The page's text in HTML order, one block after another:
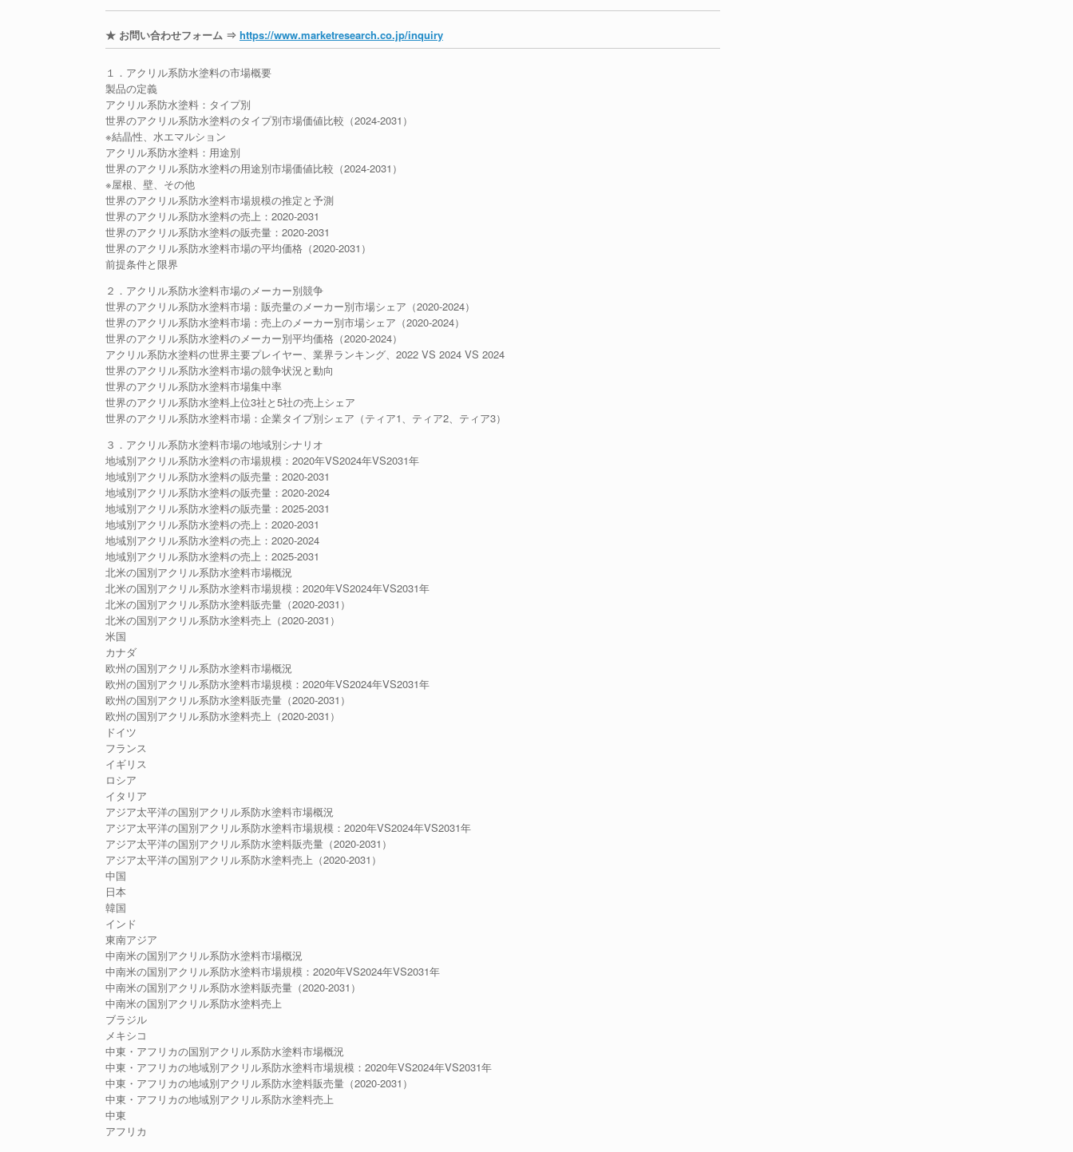
★ お問い合わせフォーム ⇒ https://www.marketresearch.co.jp/inquiry
１．アクリル系防水塗料の市場概要
製品の定義
アクリル系防水塗料：タイプ別
世界のアクリル系防水塗料のタイプ別市場価値比較（2024-2031）
※結晶性、水エマルション
アクリル系防水塗料：用途別
世界のアクリル系防水塗料の用途別市場価値比較（2024-2031）
※屋根、壁、その他
世界のアクリル系防水塗料市場規模の推定と予測
世界のアクリル系防水塗料の売上：2020-2031
世界のアクリル系防水塗料の販売量：2020-2031
世界のアクリル系防水塗料市場の平均価格（2020-2031）
前提条件と限界
２．アクリル系防水塗料市場のメーカー別競争
世界のアクリル系防水塗料市場：販売量のメーカー別市場シェア（2020-2024）
世界のアクリル系防水塗料市場：売上のメーカー別市場シェア（2020-2024）
世界のアクリル系防水塗料のメーカー別平均価格（2020-2024）
アクリル系防水塗料の世界主要プレイヤー、業界ランキング、2022 VS 2024 VS 2024
世界のアクリル系防水塗料市場の競争状況と動向
世界のアクリル系防水塗料市場集中率
世界のアクリル系防水塗料上位3社と5社の売上シェア
世界のアクリル系防水塗料市場：企業タイプ別シェア（ティア1、ティア2、ティア3）
３．アクリル系防水塗料市場の地域別シナリオ
地域別アクリル系防水塗料の市場規模：2020年VS2024年VS2031年
地域別アクリル系防水塗料の販売量：2020-2031
地域別アクリル系防水塗料の販売量：2020-2024
地域別アクリル系防水塗料の販売量：2025-2031
地域別アクリル系防水塗料の売上：2020-2031
地域別アクリル系防水塗料の売上：2020-2024
地域別アクリル系防水塗料の売上：2025-2031
北米の国別アクリル系防水塗料市場概況
北米の国別アクリル系防水塗料市場規模：2020年VS2024年VS2031年
北米の国別アクリル系防水塗料販売量（2020-2031）
北米の国別アクリル系防水塗料売上（2020-2031）
米国
カナダ
欧州の国別アクリル系防水塗料市場概況
欧州の国別アクリル系防水塗料市場規模：2020年VS2024年VS2031年
欧州の国別アクリル系防水塗料販売量（2020-2031）
欧州の国別アクリル系防水塗料売上（2020-2031）
ドイツ
フランス
イギリス
ロシア
イタリア
アジア太平洋の国別アクリル系防水塗料市場概況
アジア太平洋の国別アクリル系防水塗料市場規模：2020年VS2024年VS2031年
アジア太平洋の国別アクリル系防水塗料販売量（2020-2031）
アジア太平洋の国別アクリル系防水塗料売上（2020-2031）
中国
日本
韓国
インド
東南アジア
中南米の国別アクリル系防水塗料市場概況
中南米の国別アクリル系防水塗料市場規模：2020年VS2024年VS2031年
中南米の国別アクリル系防水塗料販売量（2020-2031）
中南米の国別アクリル系防水塗料売上
ブラジル
メキシコ
中東・アフリカの国別アクリル系防水塗料市場概況
中東・アフリカの地域別アクリル系防水塗料市場規模：2020年VS2024年VS2031年
中東・アフリカの地域別アクリル系防水塗料販売量（2020-2031）
中東・アフリカの地域別アクリル系防水塗料売上
中東
アフリカ